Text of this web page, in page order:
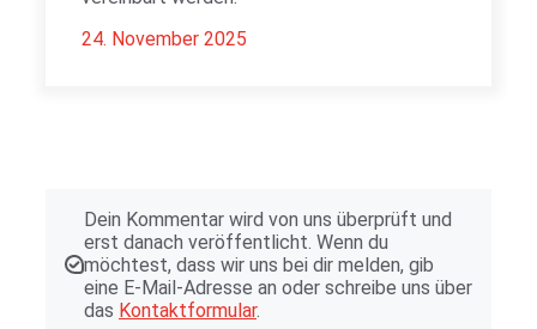
24. November 2025
Dein Kommentar wird von uns überprüft und
erst danach veröffentlicht. Wenn du
möchtest, dass wir uns bei dir melden, gib
eine E-Mail-Adresse an oder schreibe uns über
das Kontaktformular.